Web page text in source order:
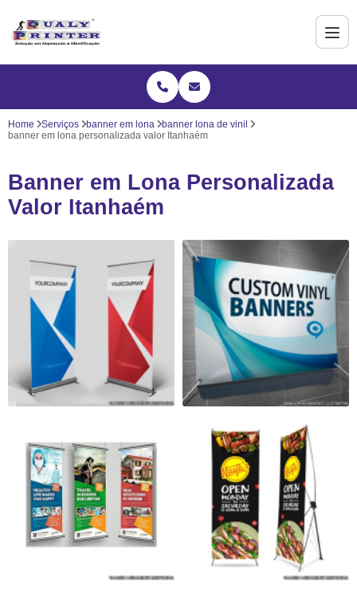
Home Serviços banner em lona
banner lona de vinil
banner em lona personalizada valor Itanhaém
Banner em Lona Personalizada
Valor Itanhaém